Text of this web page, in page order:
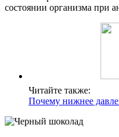
состоянии организма при
Читайте также:
Почему нижнее